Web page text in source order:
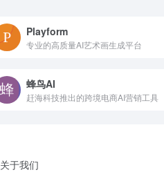
Playform
专业的高质量AI艺术画生成平台
蜂鸟AI
赶海科技推出的跨境电商AI营销工具
关于我们